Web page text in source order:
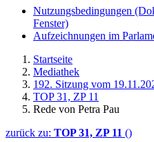
Nutzungsbedingungen
Fenster)
Aufzeichnungen im
Startseite
Mediathek
192. Sitzung vom
TOP 31, ZP 11
Rede von Petra Pau
zurück zu: TOP 31, ZP 11 ()